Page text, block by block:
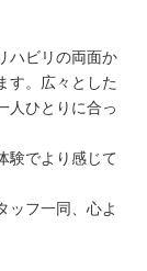
ハビリの両面か
す。広々とした
人ひとりに合っ
験でより感じて
ッフ一同、心よ